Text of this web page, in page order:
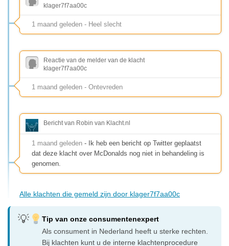
klager7f7aa00c
1 maand geleden - Heel slecht
Reactie van de melder van de klacht
klager7f7aa00c
1 maand geleden - Ontevreden
Bericht van Robin van Klacht.nl
1 maand geleden - Ik heb een bericht op Twitter geplaatst
dat deze klacht over McDonalds nog niet in behandeling is
genomen.
Alle klachten die gemeld zijn door klager7f7aa00c
Tip van onze consumentenexpert
Als consument in Nederland heeft u sterke rechten.
Bij klachten kunt u de interne klachtenprocedure